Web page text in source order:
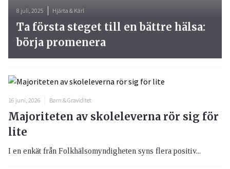
16 juni, 2026 Barn & Graviditet
Majoriteten av skoleleverna rör sig för
lite
I en enkät från Folkhälsomyndigheten syns flera positiv...
8 juli, 2025 Hjärta & Kärl
Ta första steget till en bättre hälsa:
börja promenera